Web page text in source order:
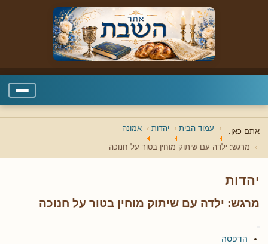
אתם כאן: עמוד הבית יהדות אמונה
מרגש: ילדה עם שיתוק מוחין בטור על חנוכה
יהדות
מרגש: ילדה עם שיתוק מוחין בטור על חנוכה
הדפסה